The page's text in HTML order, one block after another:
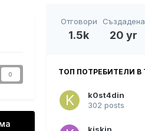
0
Отговори
1.5k
Създадена
20 yr
ТОП ПОТРЕБИТЕЛИ В
k0st4din
302 posts